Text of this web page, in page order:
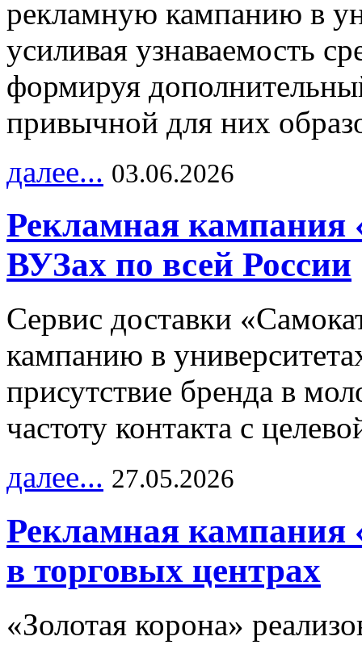
рекламную кампанию в
усиливая узнаваемость
формируя
привычной для них
далее... 03.06.2026
Рекламная кампания
ВУЗах по всей России
Сервис доставки
кампанию в
присутствие бренда в
частоту контакта с
далее... 27.05.2026
Рекламная кампания
в торговых центрах
«Золотая корона»